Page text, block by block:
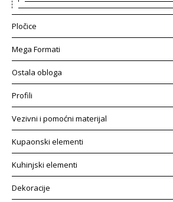
Pločice
Mega Formati
Ostala obloga
Profili
Vezivni i pomoćni materijal
Kupaonski elementi
Kuhinjski elementi
Dekoracije